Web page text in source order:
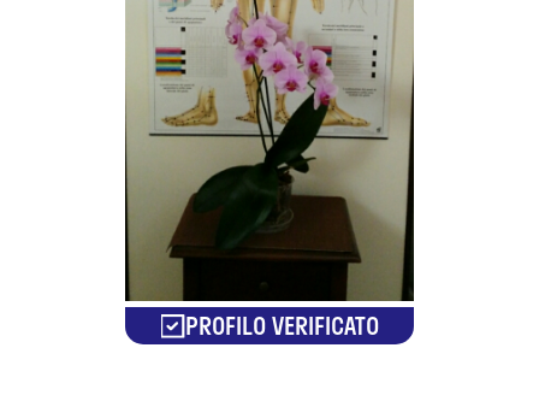
PROFILO VERIFICATO